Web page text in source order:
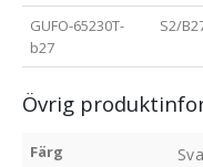
GUFO-65230T-
b27
S2/
Övrig
Färg